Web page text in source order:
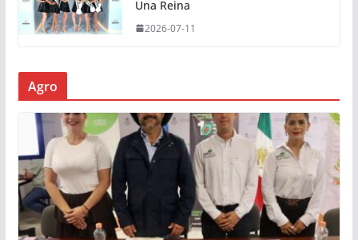
Una Reina
2026-07-11
Agro